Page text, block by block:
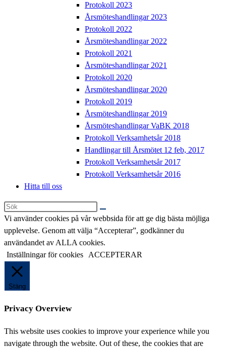
Protokoll 2023
Årsmöteshandlingar 2023
Protokoll 2022
Årsmöteshandlingar 2022
Protokoll 2021
Årsmöteshandlingar 2021
Protokoll 2020
Årsmöteshandlingar 2020
Protokoll 2019
Årsmöteshandlingar 2019
Årsmöteshandlingar VaBK 2018
Protokoll Verksamhetsår 2018
Handlingar till Årsmötet 12 feb, 2017
Protokoll Verksamhetsår 2017
Protokoll Verksamhetsår 2016
Hitta till oss
Sök
på
denna
webbplats
Vi använder cookies på vår webbsida för att ge dig bästa möjliga
upplevelse. Genom att välja “Accepterar”, godkänner du
användandet av ALLA cookies.
Inställningar för cookies
ACCEPTERAR
Stäng
Privacy Overview
This website uses cookies to improve your experience while you
navigate through the website. Out of these, the cookies that are